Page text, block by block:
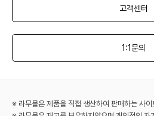
고객센터
1:1문의
※ 라무몰은 제품을 직접 생산하여 판매하는 사